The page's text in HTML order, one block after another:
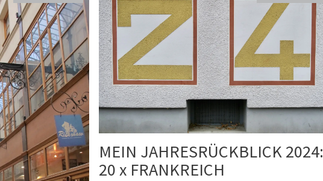
MEIN JAHRESRÜCKBLICK 2024:
20 x FRANKREICH